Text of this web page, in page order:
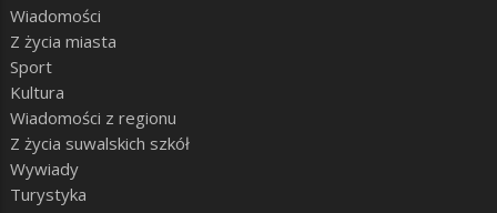
Wiadomości
Z życia miasta
Sport
Kultura
Wiadomości z regionu
Z życia suwalskich szkół
Wywiady
Turystyka